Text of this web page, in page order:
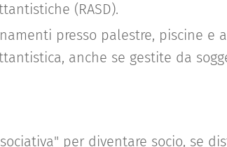
(RASD).
presso palestre, piscine
anche se gestite da
per diventare socio, se